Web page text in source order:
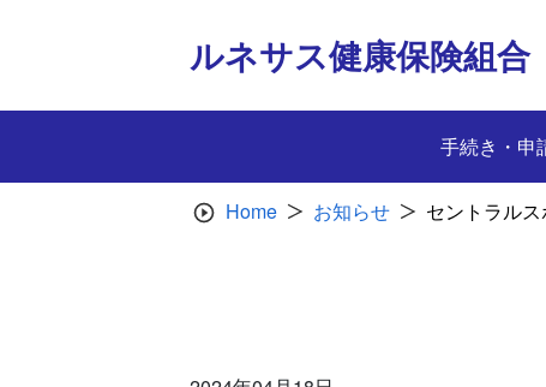
ルネサス健康保険組合
手続き・申
Home お知らせ セントラル